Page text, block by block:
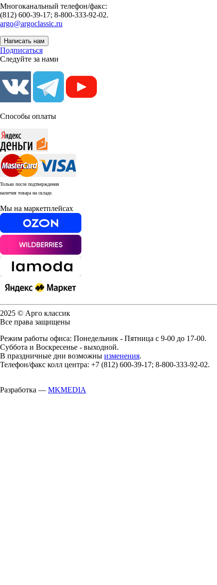
Многоканальный телефон/факс:
(812) 600-39-17; 8-800-333-92-02.
argo@argoclassic.ru
Написать нам
Подписаться
Следуйте за нами
Способы оплаты
Только после подтверждения
наличия товара на складе.
Мы на маркетплейсах
2025 © Арго классик
Все права защищены
Режим работы офиса: Понедельник - Пятница с 9-00 до 17-00.
Суббота и Воскресенье - выходной.
В праздничные дни возможны изменения.
Телефон/факс колл центра: +7 (812) 600-39-17; 8-800-333-92-02.
Разработка — MKMEDIA